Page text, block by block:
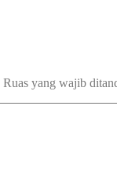
Ruas yang wajib